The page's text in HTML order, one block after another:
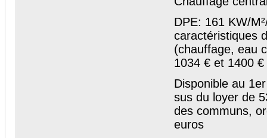
DPE: 161 KW/
caractéristiques
(chauffage, eau
1034 € et 1400
Disponible au
sus du loyer de
des communs,
euros